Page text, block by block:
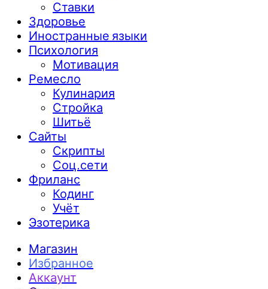
Ставки
Здоровье
Иностранные языки
Психология
Мотивация
Ремесло
Кулинария
Стройка
Шитьё
Сайты
Скрипты
Соц.сети
Фриланс
Кодинг
Учёт
Эзотерика
Магазин
Избранное
Аккаунт